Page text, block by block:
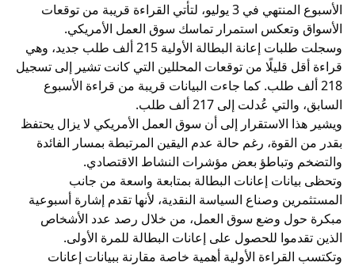
الأسبوع المنتهي في 3 يوليو، لتأتي القراءة قريبة من توقعات
الأسواق وتعكس استمرار تماسك سوق العمل الأمريكي.
وسجلت طلبات إعانة البطالة الأولية 215 ألف طلب جديد، وهي
قراءة أقل قليلًا من توقعات المحللين التي كانت تشير إلى تسجيل
218 ألف طلب. كما جاءت البيانات قريبة من قراءة الأسبوع
السابق، والتي عُدلت إلى 217 ألف طلب.
ويشير هذا الاستقرار إلى أن سوق العمل الأمريكي لا يزال يحتفظ
بقدر من القوة، رغم حالة عدم اليقين المرتبطة بمسار الفائدة
والتضخم وتباطؤ بعض مؤشرات النشاط الاقتصادي.
وتحظى بيانات إعانات البطالة بمتابعة واسعة من جانب
المستثمرين وصناع السياسة النقدية، لأنها تقدم إشارة أسبوعية
مبكرة حول وضع سوق العمل، من خلال رصد عدد الأشخاص
الذين تقدموا للحصول على إعانات البطالة للمرة الأولى.
وتكتسب القراءة الأولية أهمية خاصة مقارنة ببيانات إعانات